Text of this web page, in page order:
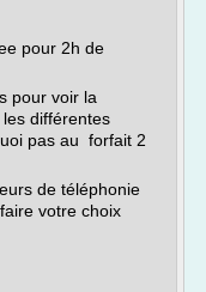
pour 2h de
pour voir la
différentes
pas au forfait 2
de téléphonie
votre choix